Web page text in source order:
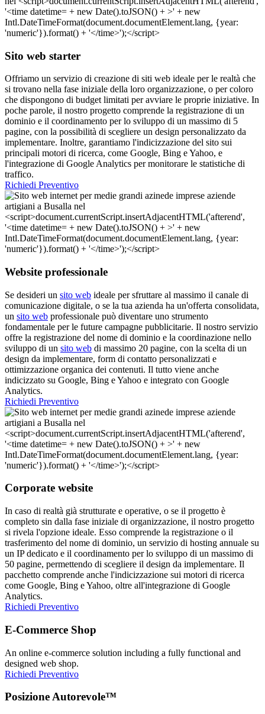
Sito web starter
Offriamo un servizio di creazione di siti web ideale per le realtà che
si trovano nella fase iniziale della loro organizzazione, o per coloro
che dispongono di budget limitati per avviare le proprie iniziative. In
poche parole, il nostro progetto comprende la registrazione di un
dominio e il coordinamento per lo sviluppo di un massimo di 5
pagine, con la possibilità di scegliere un design personalizzato da
implementare. Inoltre, garantiamo l'indicizzazione del sito sui
principali motori di ricerca, come Google, Bing e Yahoo, e
l'integrazione di Google Analytics per monitorare le statistiche di
traffico.
Richiedi Preventivo
Website professionale
Se desideri un sito web ideale per sfruttare al massimo il canale di
comunicazione digitale, o se la tua azienda ha un'offerta consolidata,
un sito web professionale può diventare uno strumento
fondamentale per le future campagne pubblicitarie. Il nostro servizio
offre la registrazione del nome di dominio e la coordinazione nello
sviluppo di un sito web di massimo 20 pagine, con la scelta di un
design da implementare, form di contatto personalizzati e
ottimizzazione organica dei contenuti. Il tutto viene anche
indicizzato su Google, Bing e Yahoo e integrato con Google
Analytics.
Richiedi Preventivo
Corporate website
In caso di realtà già strutturate e operative, o se il progetto è
completo sin dalla fase iniziale di organizzazione, il nostro progetto
si rivela l'opzione ideale. Esso comprende la registrazione o il
trasferimento del nome di dominio, un servizio di hosting annuale su
un IP dedicato e il coordinamento per lo sviluppo di un massimo di
50 pagine, permettendo di scegliere il design da implementare. Il
pacchetto comprende anche l'indicizzazione sui motori di ricerca
come Google, Bing e Yahoo, oltre all'integrazione di Google
Analytics.
Richiedi Preventivo
E-Commerce Shop
An online e-commerce solution including a fully functional and
designed web shop.
Richiedi Preventivo
Posizione Autorevole™